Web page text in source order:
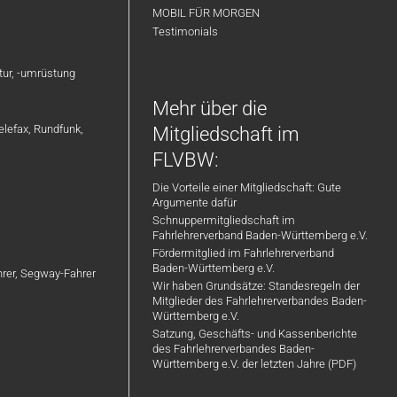
-umrüstung
Rundfunk,
Segway-Fahrer
MOBIL FÜR MORGEN
Testimonials
Mehr über die
Mitgliedschaft im
FLVBW:
Die Vorteile einer Mitgliedschaft: Gute
Argumente dafür
Schnuppermitgliedschaft im
Fahrlehrerverband Baden-Württemberg e.V.
Fördermitglied im Fahrlehrerverband
Baden-Württemberg e.V.
Wir haben Grundsätze: Standesregeln der
Mitglieder des Fahrlehrerverbandes Baden-
Württemberg e.V.
Satzung, Geschäfts- und Kassenberichte
des Fahrlehrerverbandes Baden-
Württemberg e.V. der letzten Jahre (PDF)